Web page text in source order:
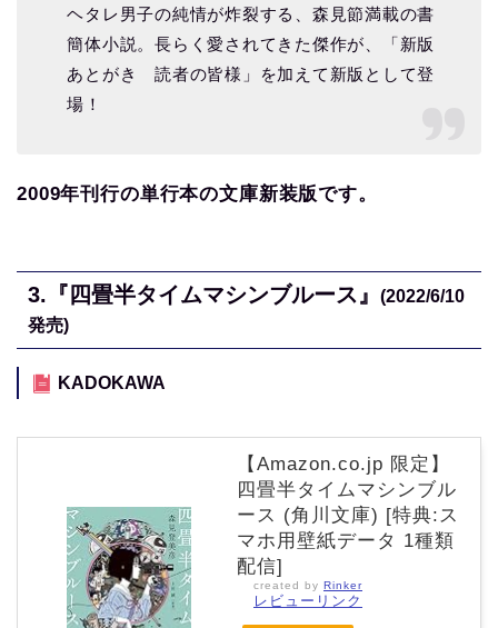
ヘタレ男子の純情が炸裂する、森見節満載の書
簡体小説。長らく愛されてきた傑作が、「新版
あとがき 読者の皆様」を加えて新版として登
場！
2009年刊行の単行本の文庫新装版です。
3.『四畳半タイムマシンブルース』
(2022/6/10
発売)
KADOKAWA
【Amazon.co.jp 限定】
四畳半タイムマシンブル
ース (角川文庫) [特典:ス
マホ用壁紙データ 1種類
配信]
created by Rinker
レビューリンク